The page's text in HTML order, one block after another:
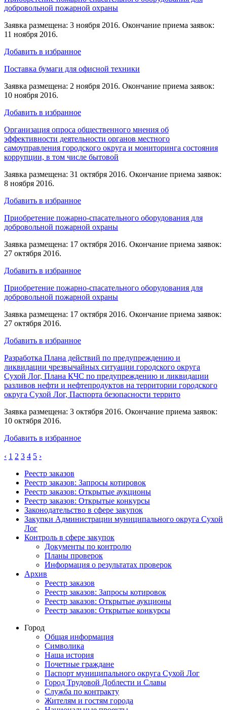
добровольной пожарной охраны
Заявка размещена: 3 ноября 2016. Окончание приема заявок:
11 ноября 2016.
Добавить в избранное
Поставка бумаги для офисной техники
Заявка размещена: 2 ноября 2016. Окончание приема заявок:
10 ноября 2016.
Добавить в избранное
Организация опроса общественного мнения об
эффективности деятельности органов местного
самоуправления городского округа и мониторинга состояния
коррупции, в том числе бытовой
Заявка размещена: 31 октября 2016. Окончание приема заявок:
8 ноября 2016.
Добавить в избранное
Приобретение пожарно-спасательного оборудования для
добровольной пожарной охраны
Заявка размещена: 17 октября 2016. Окончание приема заявок:
27 октября 2016.
Добавить в избранное
Приобретение пожарно-спасательного оборудования для
добровольной пожарной охраны
Заявка размещена: 17 октября 2016. Окончание приема заявок:
27 октября 2016.
Добавить в избранное
Разработка Плана действий по предупреждению и
ликвидации чрезвычайных ситуации городского округа
Сухой Лог, Плана КЧС по предупреждению и ликвидации
разливов нефти и нефтепродуктов на территории городского
округа Сухой Лог, Паспорта безопасности террито
Заявка размещена: 3 октября 2016. Окончание приема заявок:
10 октября 2016.
Добавить в избранное
‹ 1 2 3 4 5 ›
Реестр заказов
Реестр заказов: Запросы котировок
Реестр заказов: Открытые аукционы
Реестр заказов: Открытые конкурсы
Законодательство в сфере закупок
Закупки Администрации муниципального округа Сухой
Лог
Контроль в сфере закупок
Документы по контролю
Планы проверок
Информация о результатах проверок
Архив
Реестр заказов
Реестр заказов: Запросы котировок
Реестр заказов: Открытые аукционы
Реестр заказов: Открытые конкурсы
Город
Общая информация
Символика
Наша история
Почетные граждане
Паспорт муниципального округа Сухой Лог
Город Трудовой Доблести и Славы
Служба по контракту
Жителям и гостям города